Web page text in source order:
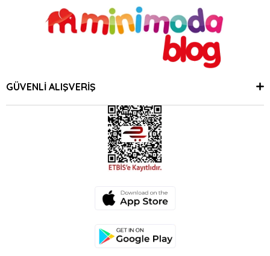
GÜVENLİ ALIŞVERİŞ